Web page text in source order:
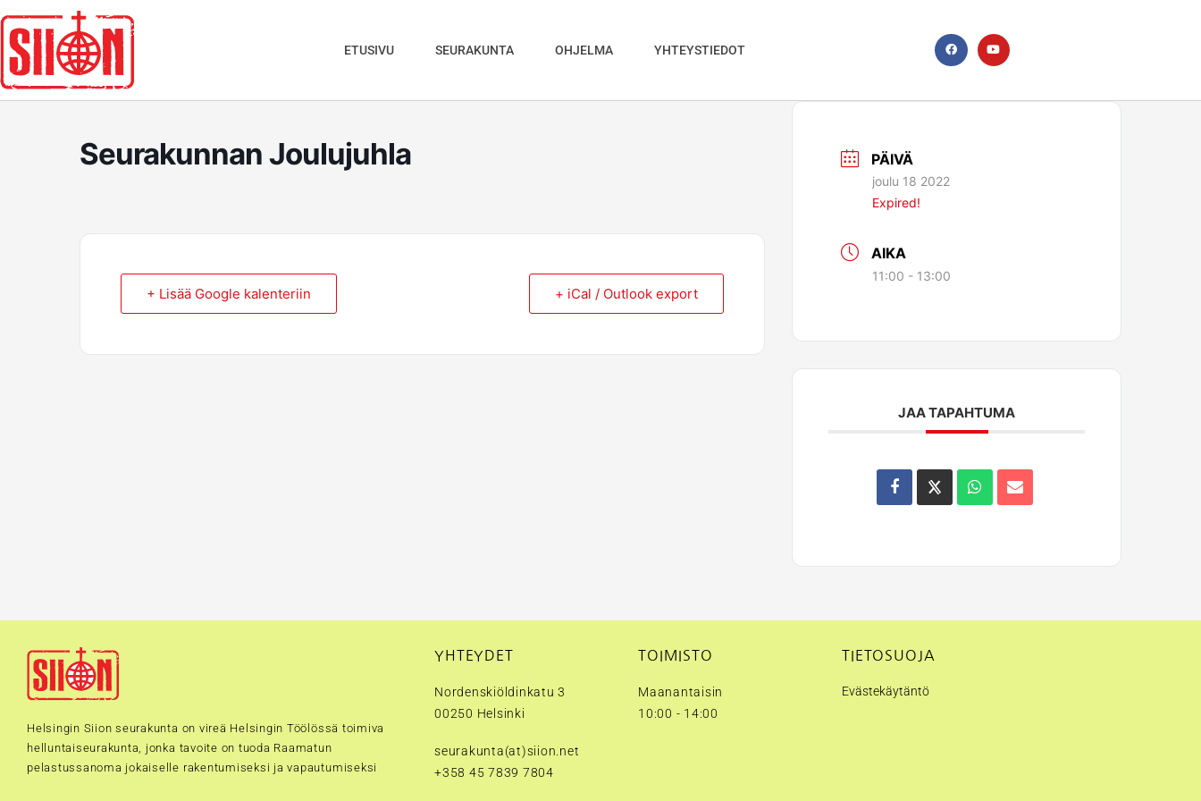
sisältöön
ETUSIVU SEURAKUNTA OHJELMA YHTEYSTIEDOT
F
a
Y
o
u
Seurakunnan Joulujuhla
+ Lisää Google kalenteriin + iCal / Outlook export
PÄIVÄ
joulu 18 2022
Expired!
AIKA
11:00 - 13:00
JAA TAPAHTUMA
Helsingin Siion seurakunta on vireä Helsingin Töölössä toimiva
helluntaiseurakunta, jonka tavoite on tuoda Raamatun
pelastussanoma jokaiselle rakentumiseksi ja vapautumiseksi
YHTEYDET
Nordenskiöldinkatu 3
00250 Helsinki
seurakunta(at)siion.net
+358 45 7839 7804
TOIMISTO
Maanantaisin
10:00 - 14:00
TIETOSUOJA
Evästekäytäntö